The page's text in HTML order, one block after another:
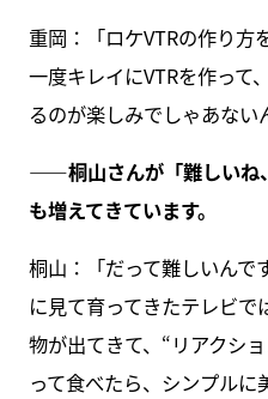
重岡：「ロケVTRの作り方
一度キレイにVTRを作って
るのが楽しみでしゃあない
――桐山さんが「難しいね
も増えてきています。
桐山：「だって難しいん
に見て育ってきたテレビ
物が出てきて、“リアクシ
って食べたら、シンプル